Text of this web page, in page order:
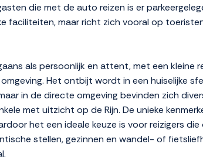
die met de auto reizen is er
faciliteiten, maar richt zich vooral op
als persoonlijk en attent, met een kleine
Het ontbijt wordt in een huiselijke
in de directe omgeving bevinden zich
met uitzicht op de Rijn. De unieke
het een ideale keuze is voor reizigers
stellen, gezinnen en wandel- of